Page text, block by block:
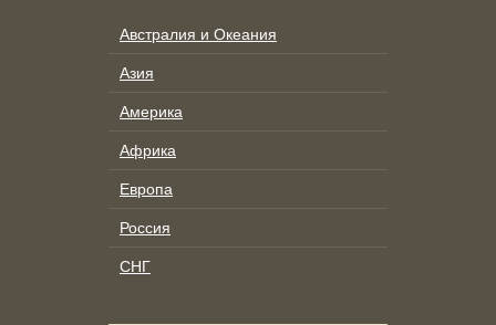
Австралия и Океания
Азия
Америка
Африка
Европа
Россия
СНГ